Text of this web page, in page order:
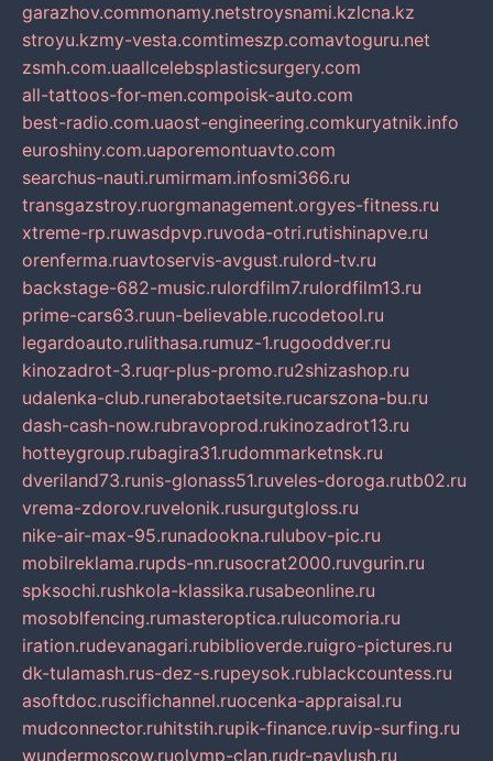
garazhov.commonamy.netstroysnami.kzlcna.kz
stroyu.kzmy-vesta.comtimeszp.comavtoguru.net
zsmh.com.uaallcelebsplasticsurgery.com
all-tattoos-for-men.compoisk-auto.com
best-radio.com.uaost-engineering.comkuryatnik.info
euroshiny.com.uaporemontuavto.com
searchus-nauti.rumirmam.infosmi366.ru
transgazstroy.ruorgmanagement.orgyes-fitness.ru
xtreme-rp.ruwasdpvp.ruvoda-otri.rutishinapve.ru
orenferma.ruavtoservis-avgust.rulord-tv.ru
backstage-682-music.rulordfilm7.rulordfilm13.ru
prime-cars63.ruun-believable.rucodetool.ru
legardoauto.rulithasa.rumuz-1.rugooddver.ru
kinozadrot-3.ruqr-plus-promo.ru2shizashop.ru
udalenka-club.runerabotaetsite.rucarszona-bu.ru
dash-cash-now.rubravoprod.rukinozadrot13.ru
hotteygroup.rubagira31.rudommarketnsk.ru
dveriland73.runis-glonass51.ruveles-doroga.rutb02.ru
vrema-zdorov.ruvelonik.rusurgutgloss.ru
nike-air-max-95.runadookna.rulubov-pic.ru
mobilreklama.rupds-nn.rusocrat2000.ruvgurin.ru
spksochi.rushkola-klassika.rusabeonline.ru
mosoblfencing.rumasteroptica.rulucomoria.ru
iration.rudevanagari.rubiblioverde.ruigro-pictures.ru
dk-tulamash.rus-dez-s.rupeysok.rublackcountess.ru
asoftdoc.ruscifichannel.ruocenka-appraisal.ru
mudconnector.ruhitstih.rupik-finance.ruvip-surfing.ru
wundermoscow.ruolymp-clan.rudr-pavlush.ru